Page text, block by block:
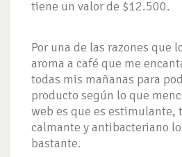
tiene un valor de $12.500.
Por una de las razones que
aroma a café que me
todas mis mañanas para
producto según lo que
web es que es estimulante,
calmante y antibacteriano
bastante.